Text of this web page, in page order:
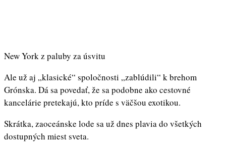
New York z paluby za úsvitu
Ale už aj „klasické“ spoločnosti „zablúdili“ k brehom
Grónska. Dá sa povedať, že sa podobne ako cestovné
kancelárie pretekajú, kto príde s väčšou exotikou.
Skrátka, zaoceánske lode sa už dnes plavia do všetkých
dostupných miest sveta.